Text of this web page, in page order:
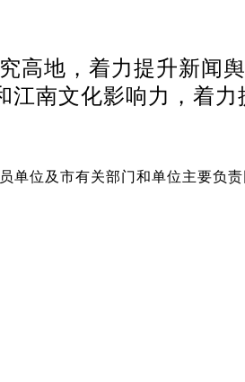
高地，着力提升新闻
南文化影响力，着力
单位及市有关部门和单位主要负